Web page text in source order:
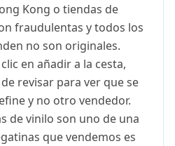
Kong o tiendas de
fraudulentas y todos los
no son originales.
en añadir a la cesta,
revisar para ver que se
y no otro vendedor.
de vinilo son uno de una
que vendemos es